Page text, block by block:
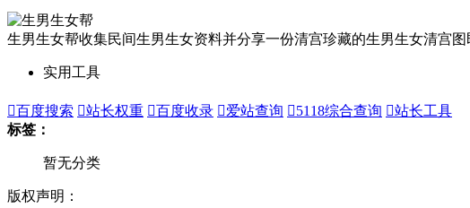
生男生女帮收集民间生男生女资料并分享一份清宫珍藏的生男生女清宫
实用工具
百度搜索 站长权重 百度收录 爱站查询 5118综合查询 站长工具
标签：
暂无分类
版权声明：